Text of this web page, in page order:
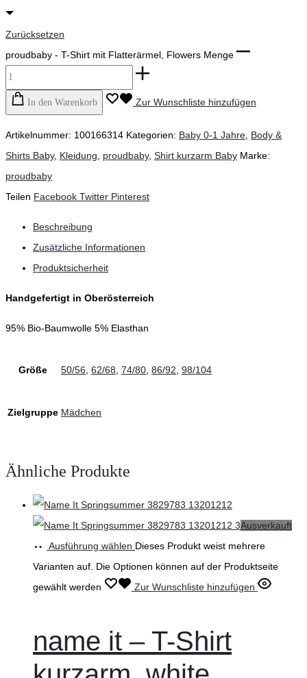
Zurücksetzen
proudbaby - T-Shirt mit Flatterärmel, Flowers Menge
In den Warenkorb Zur Wunschliste hinzufügen
Artikelnummer: 100166314 Kategorien: Baby 0-1 Jahre, Body &
Shirts Baby, Kleidung, proudbaby, Shirt kurzarm Baby Marke:
proudbaby
Teilen Facebook Twitter Pinterest
Beschreibung
Zusätzliche Informationen
Produktsicherheit
Handgefertigt in Oberösterreich
95% Bio-Baumwolle 5% Elasthan
Größe 50/56, 62/68, 74/80, 86/92, 98/104
Zielgruppe Mädchen
Ähnliche Produkte
Ausverkauft
Ausführung wählen Dieses Produkt weist mehrere
Varianten auf. Die Optionen können auf der Produktseite
gewählt werden
Zur Wunschliste hinzufügen
name it – T-Shirt